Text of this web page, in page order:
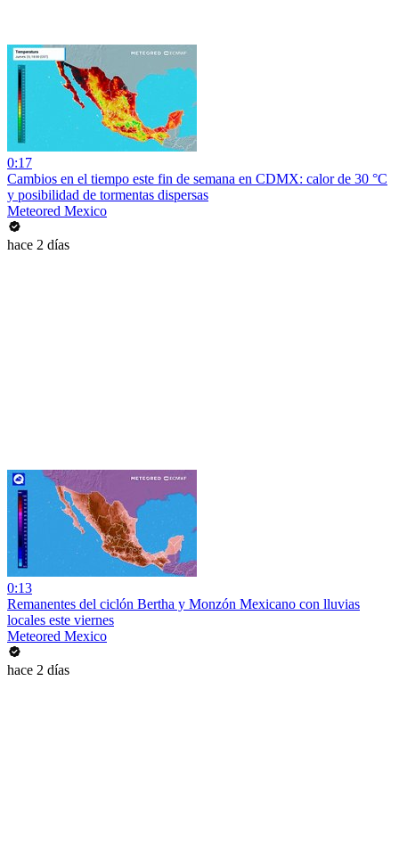
0:17
Cambios en el tiempo este fin de semana en CDMX: calor de 30 °C
y posibilidad de tormentas dispersas
Meteored Mexico
hace 2 días
0:13
Remanentes del ciclón Bertha y Monzón Mexicano con lluvias
locales este viernes
Meteored Mexico
hace 2 días